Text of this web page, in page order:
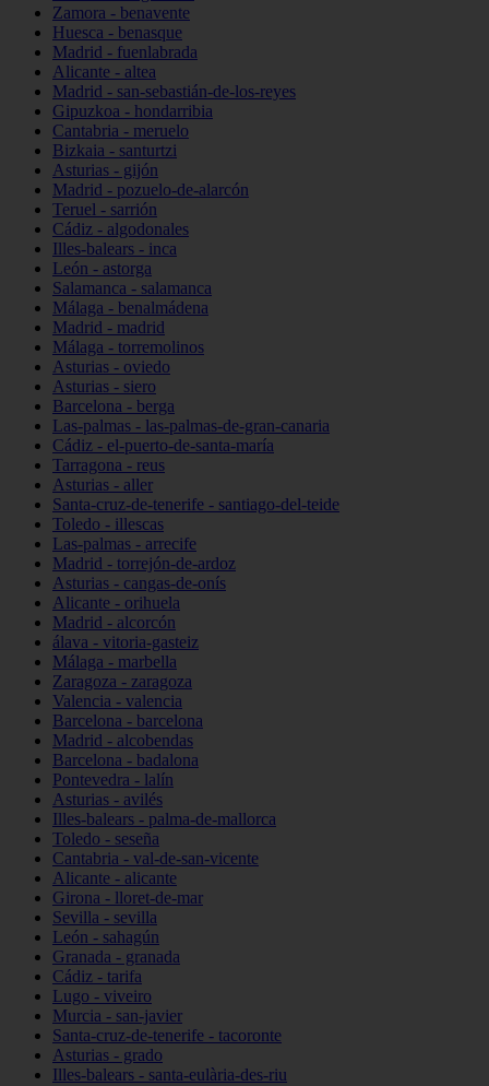
Zamora - benavente
Huesca - benasque
Madrid - fuenlabrada
Alicante - altea
Madrid - san-sebastián-de-los-reyes
Gipuzkoa - hondarribia
Cantabria - meruelo
Bizkaia - santurtzi
Asturias - gijón
Madrid - pozuelo-de-alarcón
Teruel - sarrión
Cádiz - algodonales
Illes-balears - inca
León - astorga
Salamanca - salamanca
Málaga - benalmádena
Madrid - madrid
Málaga - torremolinos
Asturias - oviedo
Asturias - siero
Barcelona - berga
Las-palmas - las-palmas-de-gran-canaria
Cádiz - el-puerto-de-santa-maría
Tarragona - reus
Asturias - aller
Santa-cruz-de-tenerife - santiago-del-teide
Toledo - illescas
Las-palmas - arrecife
Madrid - torrejón-de-ardoz
Asturias - cangas-de-onís
Alicante - orihuela
Madrid - alcorcón
álava - vitoria-gasteiz
Málaga - marbella
Zaragoza - zaragoza
Valencia - valencia
Barcelona - barcelona
Madrid - alcobendas
Barcelona - badalona
Pontevedra - lalín
Asturias - avilés
Illes-balears - palma-de-mallorca
Toledo - seseña
Cantabria - val-de-san-vicente
Alicante - alicante
Girona - lloret-de-mar
Sevilla - sevilla
León - sahagún
Granada - granada
Cádiz - tarifa
Lugo - viveiro
Murcia - san-javier
Santa-cruz-de-tenerife - tacoronte
Asturias - grado
Illes-balears - santa-eulària-des-riu